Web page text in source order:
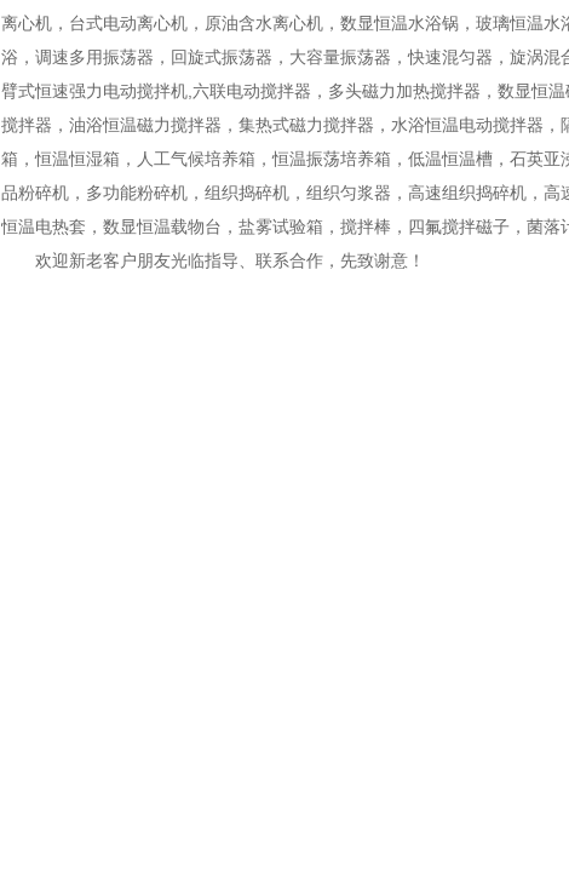
离心机，台式电动离心机，原油含水离心机，数显恒温水浴锅，玻璃恒温
浴，调速多用振荡器，回旋式振荡器，大容量振荡器，快速混匀器，旋涡
臂式恒速强力电动搅拌机,六联电动搅拌器，多头磁力加热搅拌器，数显恒
搅拌器，油浴恒温磁力搅拌器，集热式磁力搅拌器，水浴恒温电动搅拌器
箱，恒温恒湿箱，人工气候培养箱，恒温振荡培养箱，低温恒温槽，石英
品粉碎机，多功能粉碎机，组织捣碎机，组织匀浆器，高速组织捣碎机，
恒温电热套，数显恒温载物台，盐雾试验箱，搅拌棒，四氟搅拌磁子，菌落
欢迎新老客户朋友光临指导、联系合作，先致谢意！